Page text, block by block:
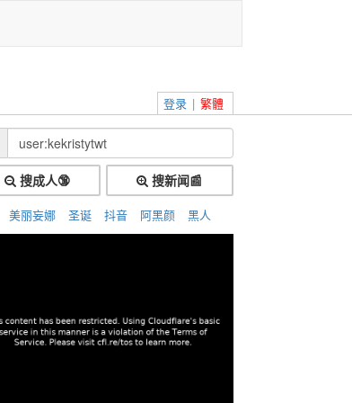
登录 | 繁體
搜成人🔞 搜新闻📰
美丽妄娜 圣诞 抖音 阿黑颜 黑人